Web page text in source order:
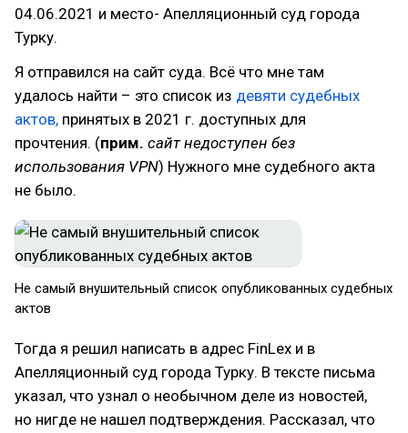
04.06.2021 и место- Апелляционный суд города
Турку.
Я отправился на сайт суда. Всё что мне там
удалось найти – это список из девяти судебных
актов, принятых в 2021 г. доступных для
прочтения. (прим. cайт недоступен без
использования VPN) Нужного мне судебного акта
не было.
Не самый внушительный список опубликованных судебных
актов
Тогда я решил написать в адрес FinLex и в
Апелляционный суд города Турку. В тексте письма
указал, что узнал о необычном деле из новостей,
но нигде не нашел подтверждения. Рассказал, что